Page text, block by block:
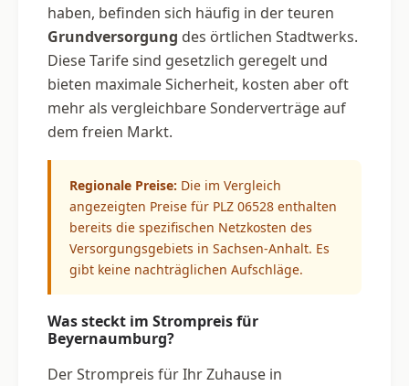
haben, befinden sich häufig in der teuren
Grundversorgung des örtlichen Stadtwerks.
Diese Tarife sind gesetzlich geregelt und
bieten maximale Sicherheit, kosten aber oft
mehr als vergleichbare Sonderverträge auf
dem freien Markt.
Regionale Preise: Die im Vergleich
angezeigten Preise für PLZ 06528 enthalten
bereits die spezifischen Netzkosten des
Versorgungsgebiets in Sachsen-Anhalt. Es
gibt keine nachträglichen Aufschläge.
Was steckt im Strompreis für
Beyernaumburg?
Der Strompreis für Ihr Zuhause in